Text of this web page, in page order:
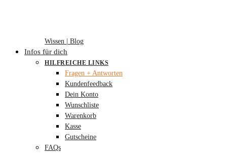
Wissen | Blog
Infos für dich
HILFREICHE LINKS
Fragen + Antworten
Kundenfeedback
Dein Konto
Wunschliste
Warenkorb
Kasse
Gutscheine
FAQs